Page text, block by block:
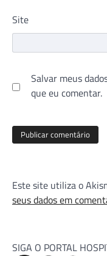
Site
Salvar meus
que eu comentar.
Este site utiliza o
seus dados em
SIGA O PORTAL